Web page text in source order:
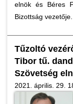
elnök és Béres
Bizottság vezetője.
Tűzoltó
Tibor tű.
Szövetség
2021. április. 29.